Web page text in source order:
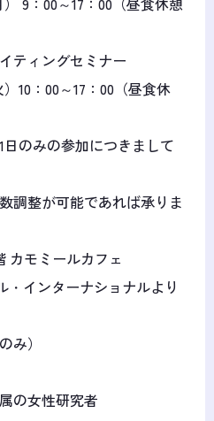
ングセミナー
00～17：00（昼食休
の参加につきまして
可能であれば承りま
モミールカフェ
インターナショナルより
）
の女性研究者